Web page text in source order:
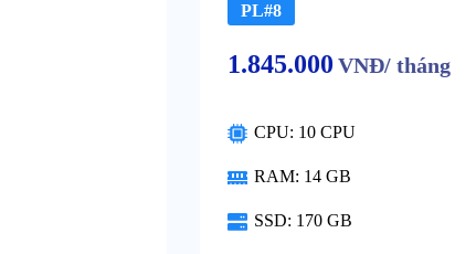
PL#8
1.845.000 VNĐ/ tháng
CPU: 10 CPU
RAM: 14 GB
SSD: 170 GB